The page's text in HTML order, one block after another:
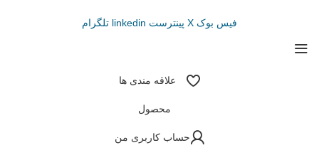
فیس بوک X پینترست linkedin تلگرام
علاقه مندی ها
محصول
حساب کاربری من